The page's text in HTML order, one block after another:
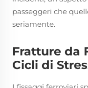
passeggeri che
seriamente.
Fratture da
Cicli di